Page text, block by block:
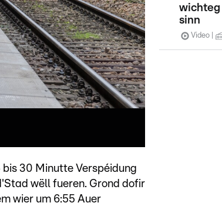
bis 30 Minutte Verspéidung
wëll fueren. Grond dofir
wier um 6:55 Auer
wichteg
sinn
Video